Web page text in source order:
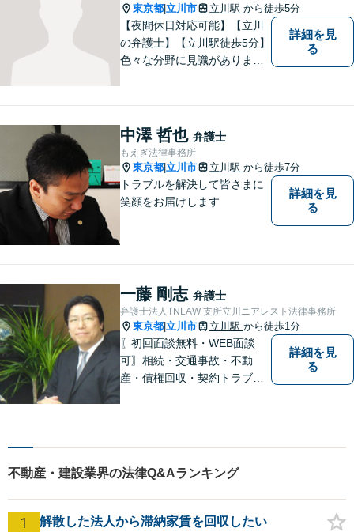
東京都 立川市 立川駅 から徒歩5分
【夜間休日対応可能】【立川
の弁護士】【立川駅徒歩5分】
色々な分野に見識がありま
詳細を見
る
中澤 哲也 弁護士
もえぎ法律事務所
東京都 立川市 立川駅 から徒歩7分
トラブルを解決して皆さまに
笑顔をお届けします
詳細を見
る
一藤 剛志 弁護士
弁護士法人TNLAW 支所立川ニアレスト法律事務所
東京都 立川市 立川駅 から徒歩1分
〖初回面談無料・WEB面談
可〗相続・交通事故・不動
産・債権回収・契約トラブル
詳細を見
る
不動産・建設業界の法律Q&Aランキング
1 解散した法人から滞納家賃を回収したい